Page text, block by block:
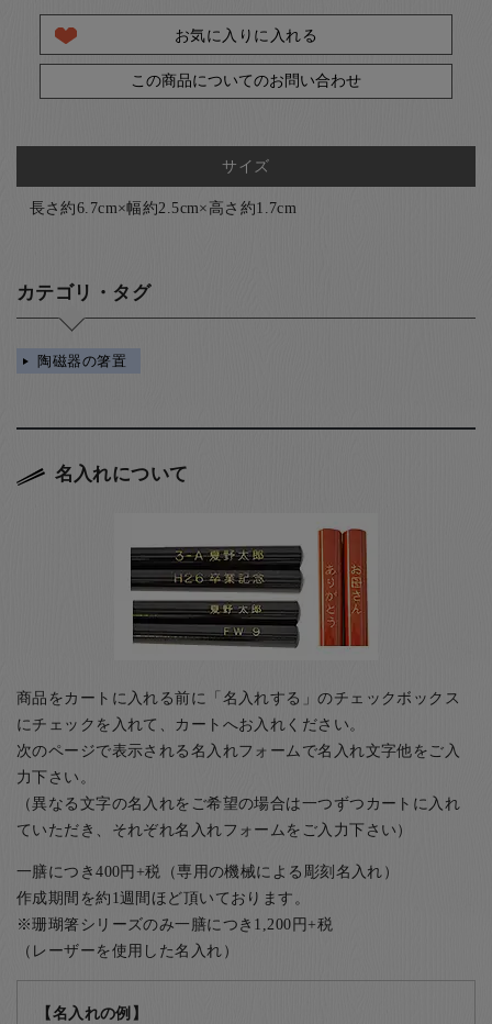
お気に入りに入れる
この商品についてのお問い合わせ
サイズ
長さ約6.7cm×幅約2.5cm×高さ約1.7cm
カテゴリ・タグ
陶磁器の箸置
名入れについて
商品をカートに入れる前に「名入れする」のチェックボックス
にチェックを入れて、カートへお入れください。
次のページで表示される名入れフォームで名入れ文字他をご入
力下さい。
（異なる文字の名入れをご希望の場合は一つずつカートに入れ
ていただき、それぞれ名入れフォームをご入力下さい）
一膳につき400円+税（専用の機械による彫刻名入れ）
作成期間を約1週間ほど頂いております。
※珊瑚箸シリーズのみ一膳につき1,200円+税
（レーザーを使用した名入れ）
【名入れの例】